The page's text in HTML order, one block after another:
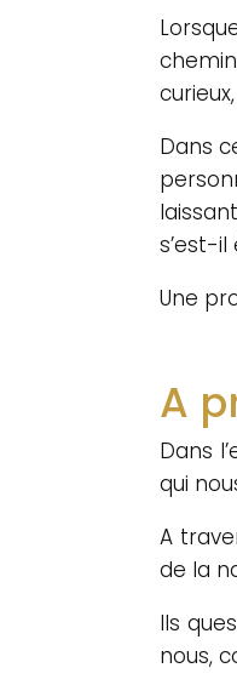
Dans
s’est-il
Une
A
Dans
qui
A
de la
Ils
nous,